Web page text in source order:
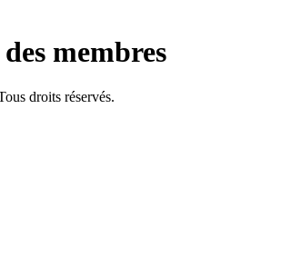
membres
droits réservés.